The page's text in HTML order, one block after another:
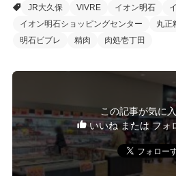
JR大久保
VIVRE イオン明石
イオン明石ショッピングセンター
丸正
明石ビブレ
精肉 肉処壱丁田
この記事が気に
いいね または フォ